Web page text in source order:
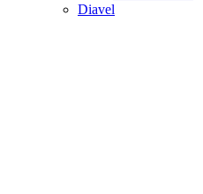
Diavel